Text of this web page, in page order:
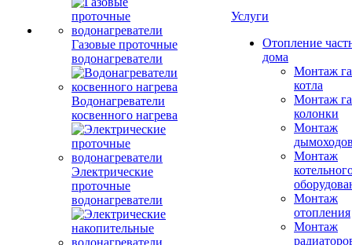
Газовые проточные
водонагреватели
Водонагреватели
косвенного нагрева
Электрические
проточные
водонагреватели
Услуги
Отопление
дома
Монтаж
котла
Монтаж
колонки
Монтаж
Монтаж
Монтаж
отопления
Монтаж